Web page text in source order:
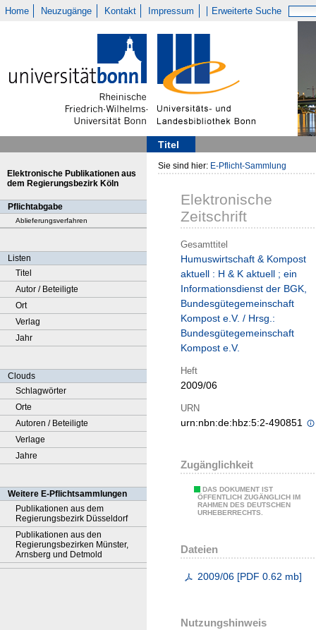
Home Neuzugänge Kontakt Impressum Erweiterte Suche
Titel
Elektronische Publikationen aus
dem Regierungsbezirk Köln
Pflichtabgabe
Ablieferungsverfahren
Listen
Titel
Autor / Beteiligte
Ort
Verlag
Jahr
Clouds
Schlagwörter
Orte
Autoren / Beteiligte
Verlage
Jahre
Weitere E-Pflichtsammlungen
Publikationen aus dem
Regierungsbezirk Düsseldorf
Publikationen aus den
Regierungsbezirken Münster,
Arnsberg und Detmold
Sie sind hier: E-Pflicht-Sammlung
Elektronische
Zeitschrift
Gesamttitel
Humuswirtschaft & Kompost
aktuell : H & K aktuell ; ein
Informationsdienst der BGK,
Bundesgütegemeinschaft
Kompost e.V. / Hrsg.:
Bundesgütegemeinschaft
Kompost e.V.
Heft
2009/06
URN
urn:nbn:de:hbz:5:2-490851
Zugänglichkeit
DAS DOKUMENT IST
ÖFFENTLICH ZUGÄNGLICH IM
RAHMEN DES DEUTSCHEN
URHEBERRECHTS.
Dateien
2009/06 [PDF 0.62 mb]
Nutzungshinweis